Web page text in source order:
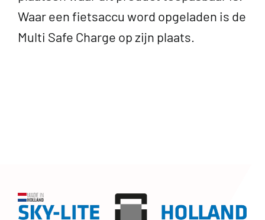
Waar een fietsaccu word opgeladen is de
Multi Safe Charge op zijn plaats.